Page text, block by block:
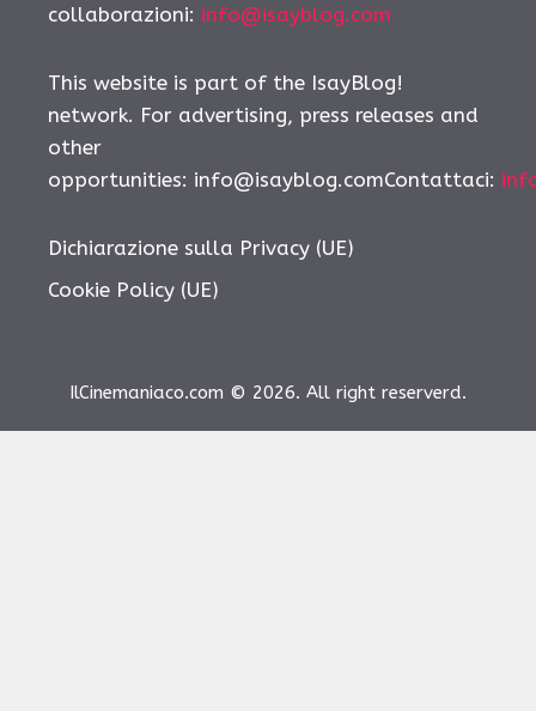
collaborazioni: info@isayblog.com
This website is part of the IsayBlog!
network. For advertising, press releases and
other
opportunities: info@isayblog.comContattaci:
Dichiarazione sulla Privacy (UE)
Cookie Policy (UE)
IlCinemaniaco.com © 2026. All right reserverd.